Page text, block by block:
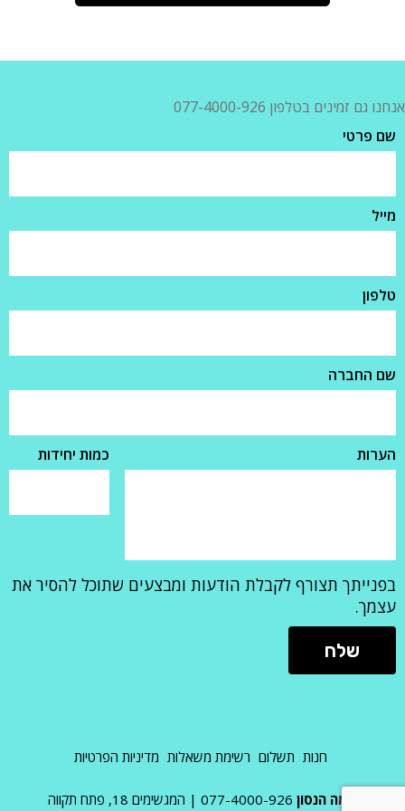
אנחנו גם זמינים בטלפון 077-4000-926
שם פרטי
מייל
טלפון
שם החברה
הערות כמות יחידות
בפנייתך תצורף לקבלת הודעות ומבצעים שתוכל להסיר את
עצמך.
חנות תשלום רשימת משאלות מדיניות הפרטיות
אמה הנסון 077-4000-926
| המגשימים 18, פתח תקווה